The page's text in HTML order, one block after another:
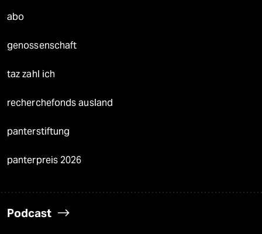
abo
genossenschaft
taz zahl ich
recherchefonds ausland
panterstiftung
panterpreis 2026
Podcast